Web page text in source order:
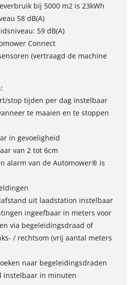
bij 5000 m2 is 23kWh
58 dB(A)
59 dB(A)
Connect
(vertraagd de machine
stop tijden per dag instelbaar
te maaien en te stoppen
in gevoeligheid
van 2 tot 6cm
alarm van de Automower® is
uit laadstation instelbaar
ingeefbaar in meters voor
via begeleidingsdraad of
/ rechtsom (vrij aantal meters
naar begeleidingsdraden
instelbaar in minuten